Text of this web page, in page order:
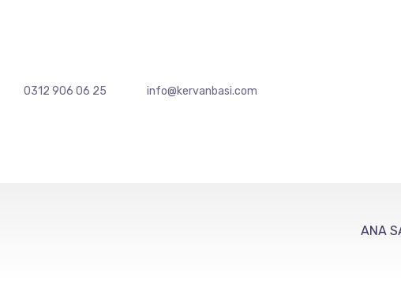
0312 906 06 25 info@kervanbasi.com
ANA